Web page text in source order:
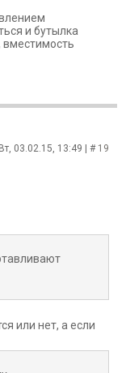
и бутылка
Вт, 03.02.15, 13:49 | # 19
или нет, а если